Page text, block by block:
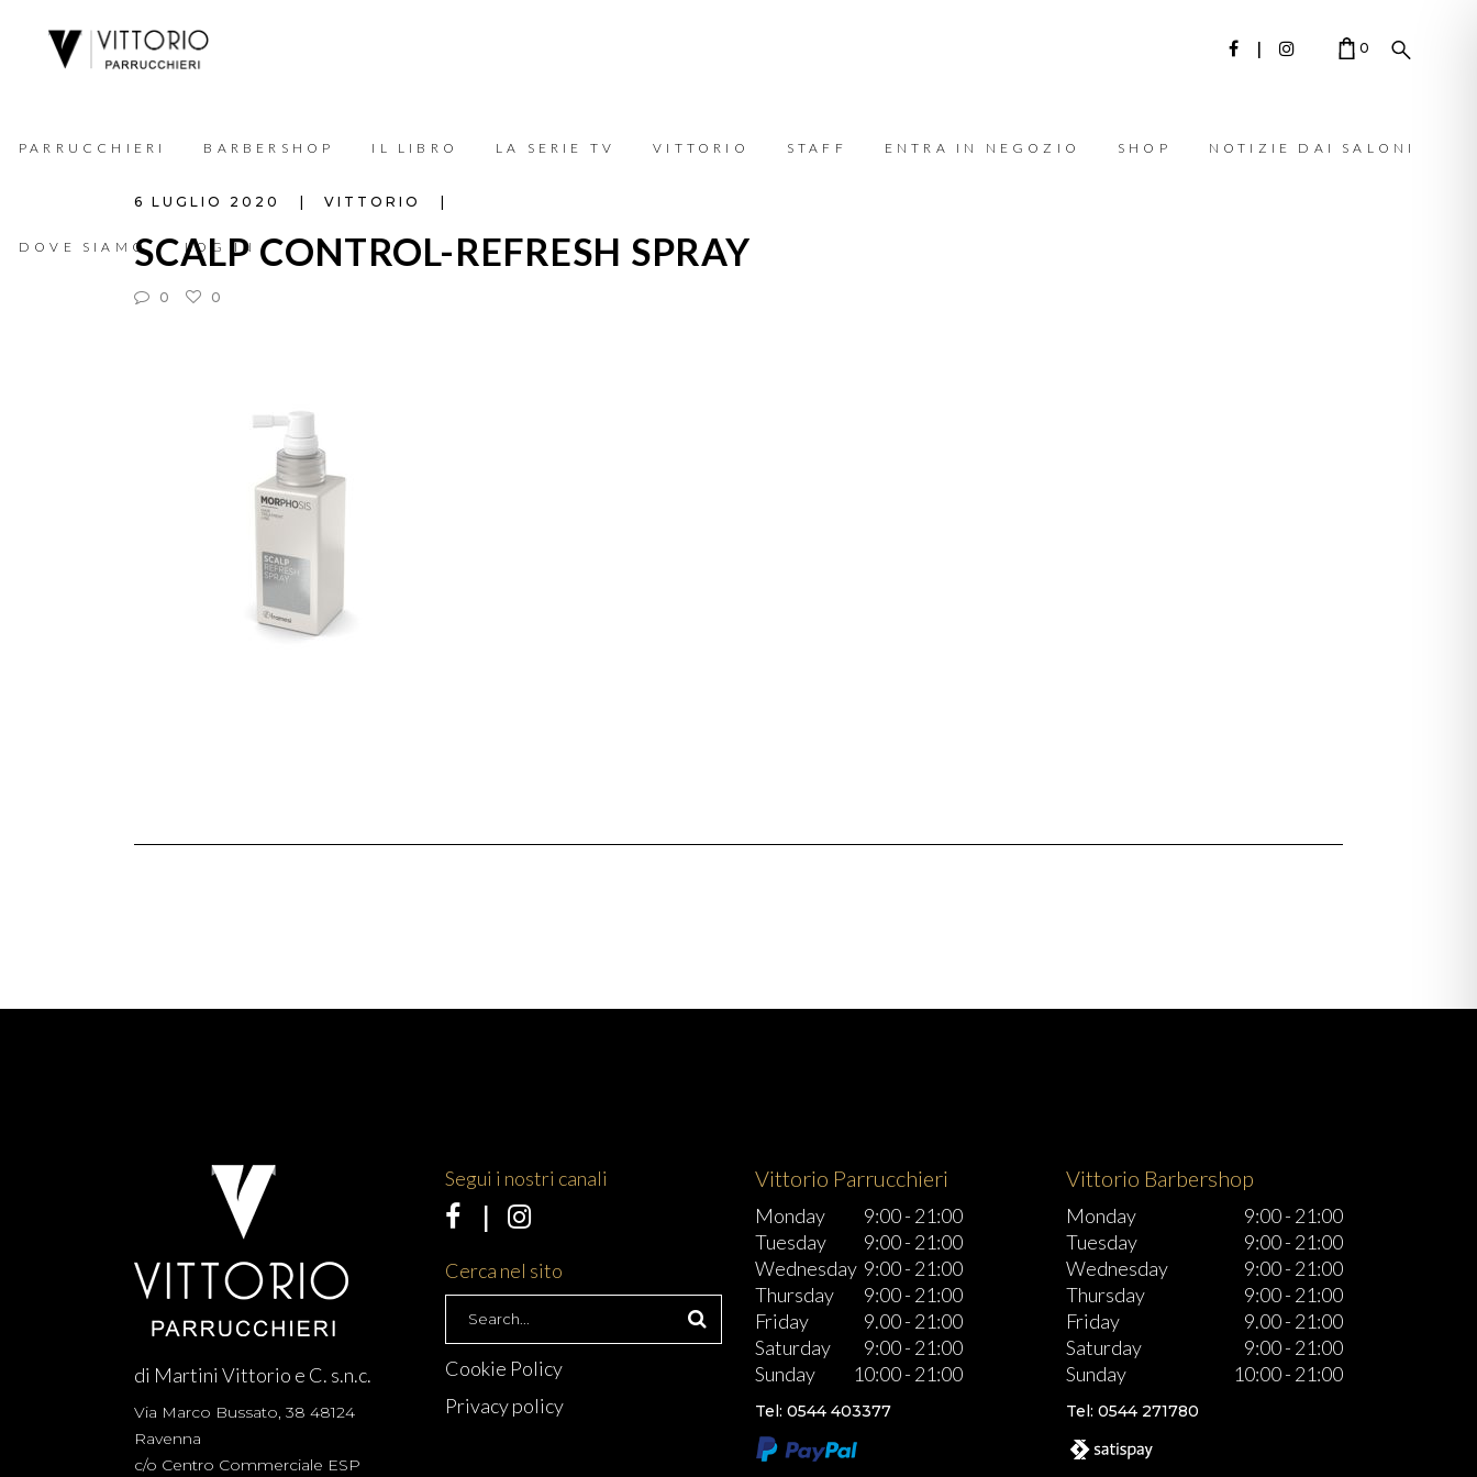
PARRUCCHIERI BARBERSHOP IL LIBRO LA SERIE TV VITTORIO STAFF ENTRA IN NEGOZIO SHOP NOTIZIE DAI SALONI
DOVE SIAMO LOG IN
0
6 LUGLIO 2020 VITTORIO
SCALP CONTROL-REFRESH SPRAY
0 0
di Martini Vittorio e C. s.n.c.
Via Marco Bussato, 38 48124
Ravenna
c/o Centro Commerciale ESP
Segui i nostri canali
Cerca nel sito
Cookie Policy
Privacy policy
Vittorio Parrucchieri
Monday 9:00- 21:00
Tuesday
9:00- 21:00
Wednesday 9:00- 21:00
Thursday
9:00- 21:00
Friday
9.00- 21:00
Saturday
9:00- 21:00
Sunday
10:00- 21:00
Tel: 0544 403377
Vittorio Barbershop
Monday 9:00 - 21:00
Tuesday
9:00 - 21:00
Wednesday
9:00 - 21:00
Thursday
9:00 - 21:00
Friday
9.00 - 21:00
Saturday
9:00 - 21:00
Sunday
10:00 - 21:00
Tel: 0544 271780